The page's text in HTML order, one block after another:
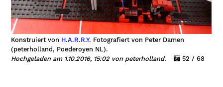
Konstruiert von H.A.R.R.Y. Fotografiert von Peter Damen
(peterholland, Poederoyen NL).
Hochgeladen am 1.10.2016, 15:02 von peterholland.
52 / 68